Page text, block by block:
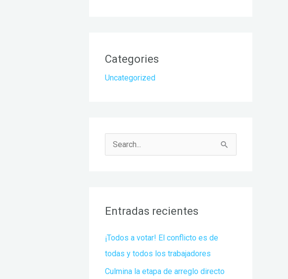
Categories
Uncategorized
a
p
o
r
Entradas recientes
¡Todos a votar! El conflicto es de
todas y todos los trabajadores
Culmina la etapa de arreglo directo